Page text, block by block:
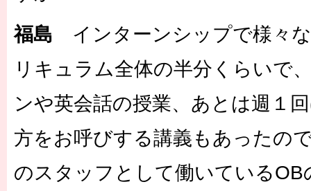
福島 インターンシップで様々
リキュラム全体の半分くらいで
ンや英会話の授業、あとは週１
方をお呼びする講義もあったの
のスタッフとして働いているOB